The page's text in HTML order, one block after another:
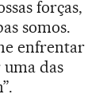
forças,
somos.
enfrentar
das